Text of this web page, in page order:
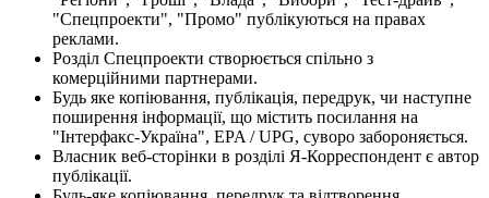
"Спецпроекти", "Промо" публікуються на правах
реклами.
Розділ Спецпроекти створюється спільно з
комерційними партнерами.
Будь яке копіювання, публікація, передрук, чи наступне
поширення інформації, що містить посилання на
"Інтерфакс-Україна", EPA / UPG, суворо забороняється.
Власник веб-сторінки в розділі Я-Корреспондент є автор
публікації.